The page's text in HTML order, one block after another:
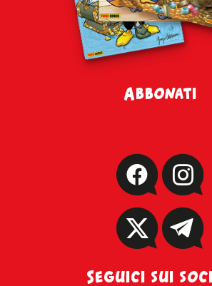
Abbonati
Seguici sui